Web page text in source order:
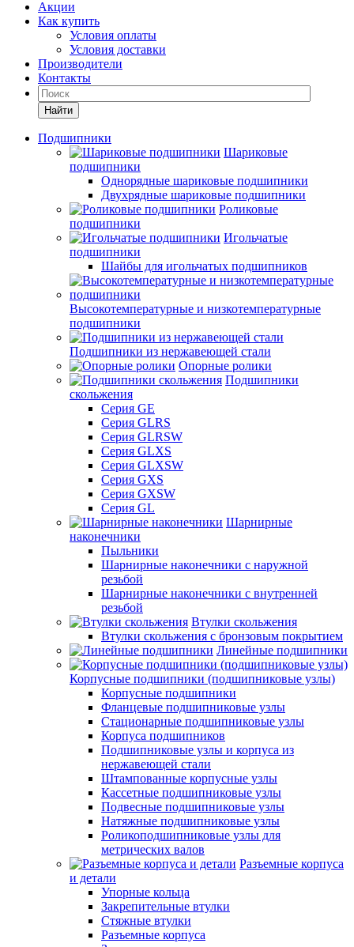
Акции
Как купить
Условия оплаты
Условия доставки
Производители
Контакты
Найти
Подшипники
Шариковые
подшипники
Однорядные шариковые подшипники
Двухрядные шариковые подшипники
Роликовые
подшипники
Игольчатые
подшипники
Шайбы для игольчатых подшипников
Высокотемпературные и низкотемпературные
подшипники
Подшипники из нержавеющей стали
Опорные ролики
Подшипники
скольжения
Серия GE
Серия GLRS
Серия GLRSW
Серия GLXS
Серия GLXSW
Серия GXS
Серия GXSW
Серия GL
Шарнирные
наконечники
Пыльники
Шарнирные наконечники с наружной
резьбой
Шарнирные наконечники с внутренней
резьбой
Втулки скольжения
Втулки скольжения с бронзовым покрытием
Линейные подшипники
Корпусные подшипники (подшипниковые узлы)
Корпусные подшипники
Фланцевые подшипниковые узлы
Стационарные подшипниковые узлы
Корпуса подшипников
Подшипниковые узлы и корпуса из
нержавеющей стали
Штампованные корпусные узлы
Кассетные подшипниковые узлы
Подвесные подшипниковые узлы
Натяжные подшипниковые узлы
Роликоподшипниковые узлы для
метрических валов
Разъемные корпуса
и детали
Упорные кольца
Закрепительные втулки
Стяжные втулки
Разъемные корпуса